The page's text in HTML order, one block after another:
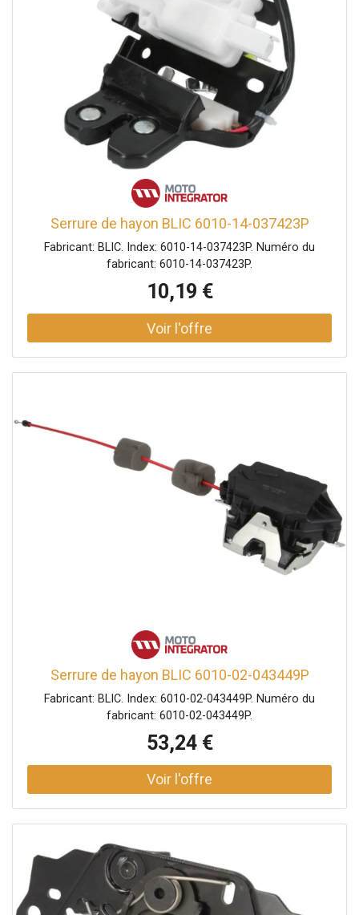
Serrure de hayon BLIC 6010-14-037423P
Fabricant: BLIC. Index: 6010-14-037423P. Numéro du
fabricant: 6010-14-037423P.
10,19 €
Serrure de hayon BLIC 6010-02-043449P
Fabricant: BLIC. Index: 6010-02-043449P. Numéro du
fabricant: 6010-02-043449P.
53,24 €